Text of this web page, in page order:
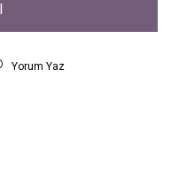
Yorum Yaz